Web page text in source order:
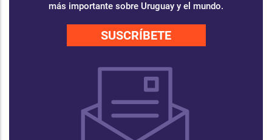
más importante sobre Uruguay y el mundo.
SUSCRÍBETE